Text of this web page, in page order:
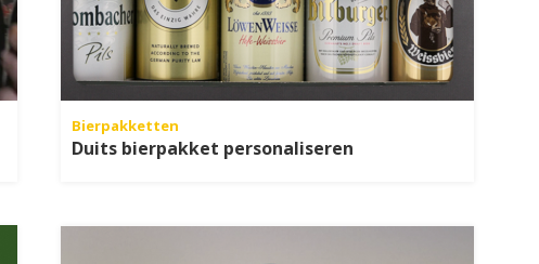
Bierpakketten
Duits bierpakket personaliseren